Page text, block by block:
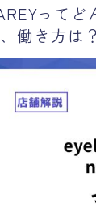
ってど
働き方は